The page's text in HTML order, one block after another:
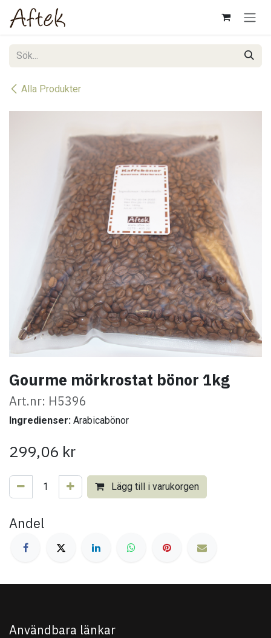
Hoppa till innehåll
Alla Produkter
Gourme mörkrostat bönor 1kg
Art.nr: H5396
Ingredienser: Arabicabönor
299,06 kr
Lägg till i varukorgen
Andel
Användbara länkar